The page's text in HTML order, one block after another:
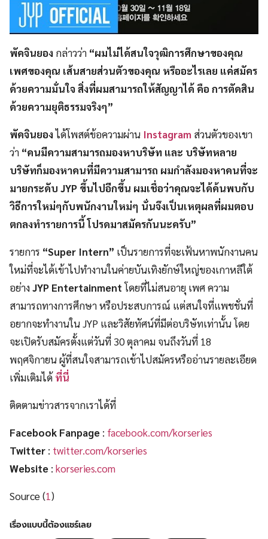
พัคจินยอง กล่าวว่า “ผมไม่ได้สนใจวุฒิการศึกษาของคุณ
เพศของคุณ เส้นสายส่วนตัวของคุณ หรืออะไรเลย แค่สมัคร
ด้วยความมั่นใจ สิ่งที่ผมสามารถให้สัญญาได้ คือ การตัดสิน
ด้วยความยุติธรรมจริงๆ”
พัคจินยองได้โพสต์ข้อความผ่าน Instagram ส่วนตัวของเขา
ว่า “คนมีความสามารถมองหาบริษัท และ บริษัทหลาย
บริษัทก็มองหาคนที่มีความสามารถ ผมกำลังมองหาคนที่จะ
มายกระดับ JYP ขึ้นไปอีกขึ้น ผมเชื่อว่าคุณจะได้ค้นพบกับ
วิธีการใหม่ๆกับพนักงานใหม่ๆ นั่นจึงเป็นเหตุผลที่ผมตอบ
ตกลงทำรายการนี้ โปรดมาสมัครกันนะครับ​”
รายการ “Super Intern” เป็นรายการที่จะเฟ้นหาพนักงานคน
ใหม่ที่จะได้เข้าไปทำงานในค่ายบันเทิงยักษ์ใหญ่ของเกาหลีใต้
อย่างJYP Entertainmentโดยที่ไม่สนอายุ เพศ ความ
สามารถทางการศึกษา หรือประสบการณ์ แต่สนใจที่แพชชั่นที่
อยากจะทำงานใน JYP และวิสัยทัศน์ที่มีต่อบริษัทเท่านั้น โดย
จะเปิดรับสมัครตั้งแต่วันที่ 30 ตุลาคม จนถึงวันที่ 18
พฤศจิกายน ผู้ที่สนใจสามารถเข้าไปสมัครหรืออ่านรายละเอียด
เพิ่มเติมได้ ที่นี่
ติดตามข่าวสารจากเราได้ที่
Facebook Fanpage : facebook.com/korseries
Twitter : twitter.com/korseries
Website : korseries.com
Source (1)